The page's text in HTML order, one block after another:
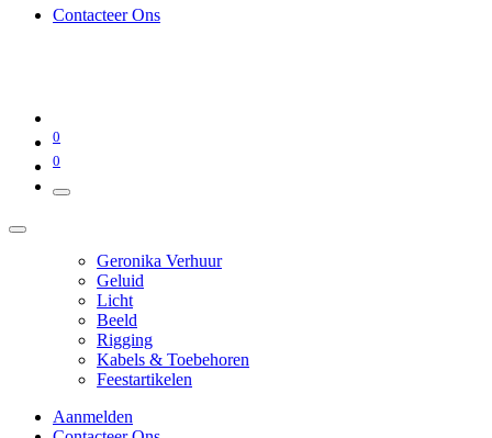
Contacteer Ons
0
0
Geronika Verhuur
Geluid
Licht
Beeld
Rigging
Kabels & Toebehoren
Feestartikelen
Aanmelden